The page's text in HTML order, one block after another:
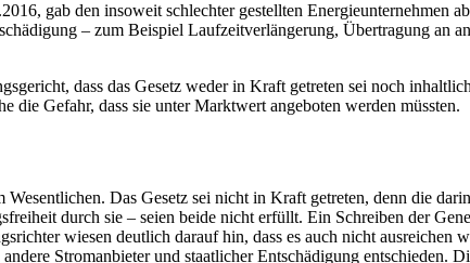
gab den insoweit schlechter gestellten Energieunternehmen
– zum Beispiel Laufzeitverlängerung, Übertragung an
, dass das Gesetz weder in Kraft getreten sei noch
die Gefahr, dass sie unter Marktwert angeboten werden müssten.
Das Gesetz sei nicht in Kraft getreten, denn die
durch sie – seien beide nicht erfüllt. Ein Schreiben der
wiesen deutlich darauf hin, dass es auch nicht
Stromanbieter und staatlicher Entschädigung